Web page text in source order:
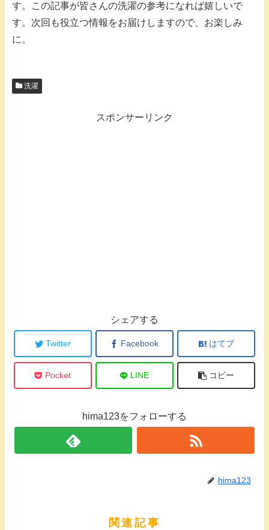
す。この記事が皆さんの洗濯の参考になれば嬉しいで
す。次回も役立つ情報をお届けしますので、お楽しみ
に。
洗濯
スポンサーリンク
シェアする
Twitter Facebook はてブ
Pocket LINE コピー
hima123をフォローする
hima123
関連記事